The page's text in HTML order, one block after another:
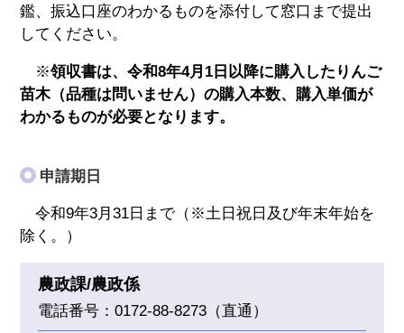
鑑、振込口座のわかるものを添付して窓口まで提出
してください。
※領収書は、令和8年4月1日以降に購入したりんご
苗木（品種は問いません）の購入本数、購入単価が
わかるものが必要となります。
申請期日
令和9年3月31日まで（※土日祝日及び年末年始を
除く。）
農政課/農政係
電話番号：0172-88-8273（直通）